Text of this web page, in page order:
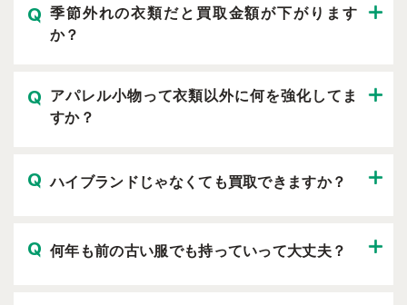
季節外れの衣類だと買取金額が下がります
か？
アパレル小物って衣類以外に何を強化してま
すか？
ハイブランドじゃなくても買取できますか？
何年も前の古い服でも持っていって大丈夫？